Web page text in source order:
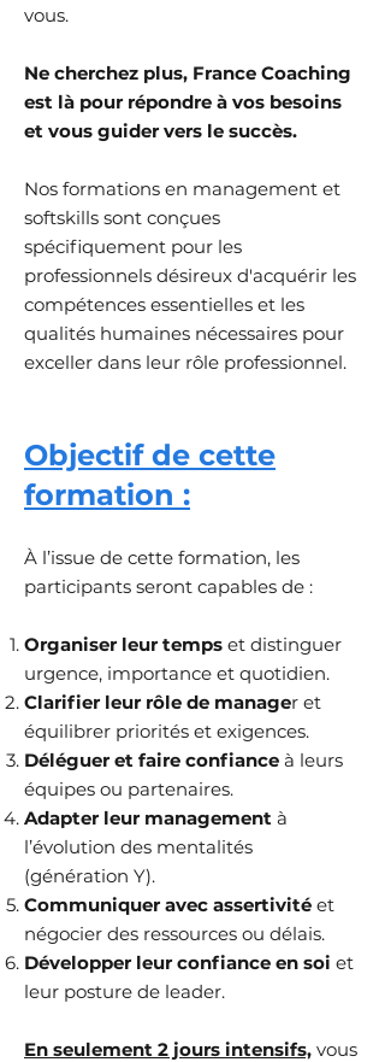
vous.
Ne cherchez plus, France Coaching
est là pour répondre à vos besoins
et vous guider vers le succès.
Nos formations en management et
softskills sont conçues
spécifiquement pour les
professionnels désireux d'acquérir les
compétences essentielles et les
qualités humaines nécessaires pour
exceller dans leur rôle professionnel.
Objectif de cette
formation :
À l’issue de cette formation, les
participants seront capables de :
Organiser leur temps et distinguer
urgence, importance et quotidien.
Clarifier leur rôle de manager et
équilibrer priorités et exigences.
Déléguer et faire confiance à leurs
équipes ou partenaires.
Adapter leur management à
l’évolution des mentalités
(génération Y).
Communiquer avec assertivité et
négocier des ressources ou délais.
Développer leur confiance en soi et
leur posture de leader.
En seulement 2 jours intensifs, vous